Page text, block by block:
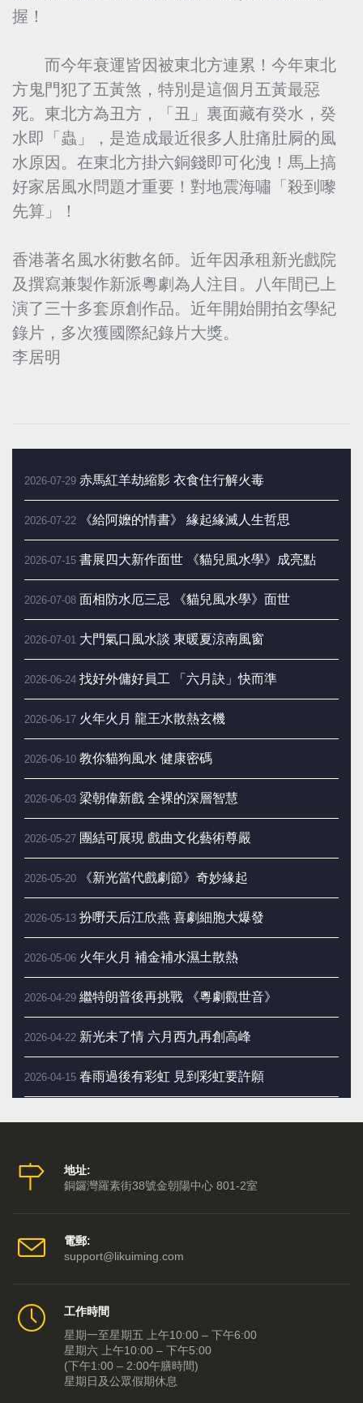
握！
而今年衰運皆因被東北方連累！今年東北
方鬼門犯了五黃煞，特別是這個月五黃最惡
死。東北方為丑方，「丑」裏面藏有癸水，癸
水即「蟲」，是造成最近很多人肚痛肚屙的風
水原因。在東北方掛六銅錢即可化洩！馬上搞
好家居風水問題才重要！對地震海嘯「殺到嚟
先算」！
香港著名風水術數名師。近年因承租新光戲院
及撰寫兼製作新派粵劇為人注目。八年間已上
演了三十多套原創作品。近年開始開拍玄學紀
錄片，多次獲國際紀錄片大獎。
李居明
2026-07-29 赤馬紅羊劫縮影 衣食住行解火毒
2026-07-22 《給阿嬤的情書》 緣起緣滅人生哲思
2026-07-15 書展四大新作面世 《貓兒風水學》成亮點
2026-07-08 面相防水厄三忌 《貓兒風水學》面世
2026-07-01 大門氣口風水談 東暖夏涼南風窗
2026-06-24 找好外傭好員工 「六月訣」快而準
2026-06-17 火年火月 龍王水散熱玄機
2026-06-10 教你貓狗風水 健康密碼
2026-06-03 梁朝偉新戲 全裸的深層智慧
2026-05-27 團結可展現 戲曲文化藝術尊嚴
2026-05-20 《新光當代戲劇節》奇妙緣起
2026-05-13 扮嘢天后江欣燕 喜劇細胞大爆發
2026-05-06 火年火月 補金補水濕土散熱
2026-04-29 繼特朗普後再挑戰 《粵劇觀世音》
2026-04-22 新光未了情 六月西九再創高峰
2026-04-15 春雨過後有彩虹 見到彩虹要許願
向買不到票的 觀眾致歉
2026-03-18 二月二剃龍頭 一年好景樂悠悠
2026-03-04 脫胎換骨入三月 拍枱九下行好運
2026-02-25 《粵劇特朗普4.0》 粵劇新浪潮來了！
地址:
銅鑼灣羅素街38號金朝陽中心 801-2室
電郵:
support@likuiming.com
工作時間
星期一至星期五 上午10:00 – 下午6:00
星期六 上午10:00 – 下午5:00
(下午1:00 – 2:00午膳時間)
星期日及公眾假期休息